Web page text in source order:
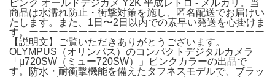
ピンク オールドデジカメ Y2K 平成レトロ - メルカリ。当
商品は水濡れ防止・衝撃対策を施し、匿名配送でお届けい
たします。また、1日〜2日以内での素早い発送を心掛けま
す。ーーーーーーーーーーーーーーーーーーーーーーーー
【説明文】ご覧いただきありがとうございます。
OLYMPUS（オリンパス）のコンパクトデジタルカメラ
「μ720SW（ミュー720SW）」ピンクカラーの出品で
す。防水・耐衝撃機能を備えたタフネスモデルで、ブラッ